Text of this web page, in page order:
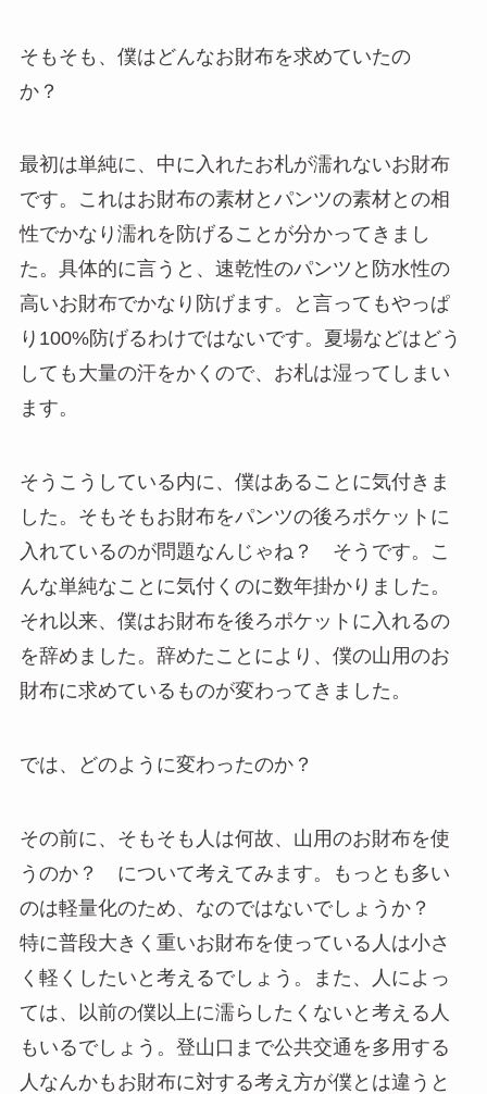
そもそも、僕はどんなお財布を求めていたの
か？
最初は単純に、中に入れたお札が濡れないお財布
です。これはお財布の素材とパンツの素材との相
性でかなり濡れを防げることが分かってきまし
た。具体的に言うと、速乾性のパンツと防水性の
高いお財布でかなり防げます。と言ってもやっぱ
り100%防げるわけではないです。夏場などはどう
しても大量の汗をかくので、お札は湿ってしまい
ます。
そうこうしている内に、僕はあることに気付きま
した。そもそもお財布をパンツの後ろポケットに
入れているのが問題なんじゃね？ そうです。こ
んな単純なことに気付くのに数年掛かりました。
それ以来、僕はお財布を後ろポケットに入れるの
を辞めました。辞めたことにより、僕の山用のお
財布に求めているものが変わってきました。
では、どのように変わったのか？
その前に、そもそも人は何故、山用のお財布を使
うのか？ について考えてみます。もっとも多い
のは軽量化のため、なのではないでしょうか？
特に普段大きく重いお財布を使っている人は小さ
く軽くしたいと考えるでしょう。また、人によっ
ては、以前の僕以上に濡らしたくないと考える人
もいるでしょう。登山口まで公共交通を多用する
人なんかもお財布に対する考え方が僕とは違うと